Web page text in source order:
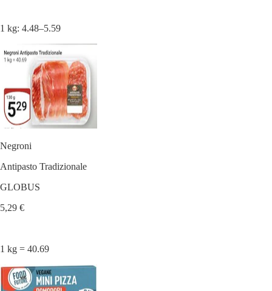
1 kg: 4.48–5.59
Negroni
Antipasto Tradizionale
GLOBUS
5,29 €
1 kg = 40.69